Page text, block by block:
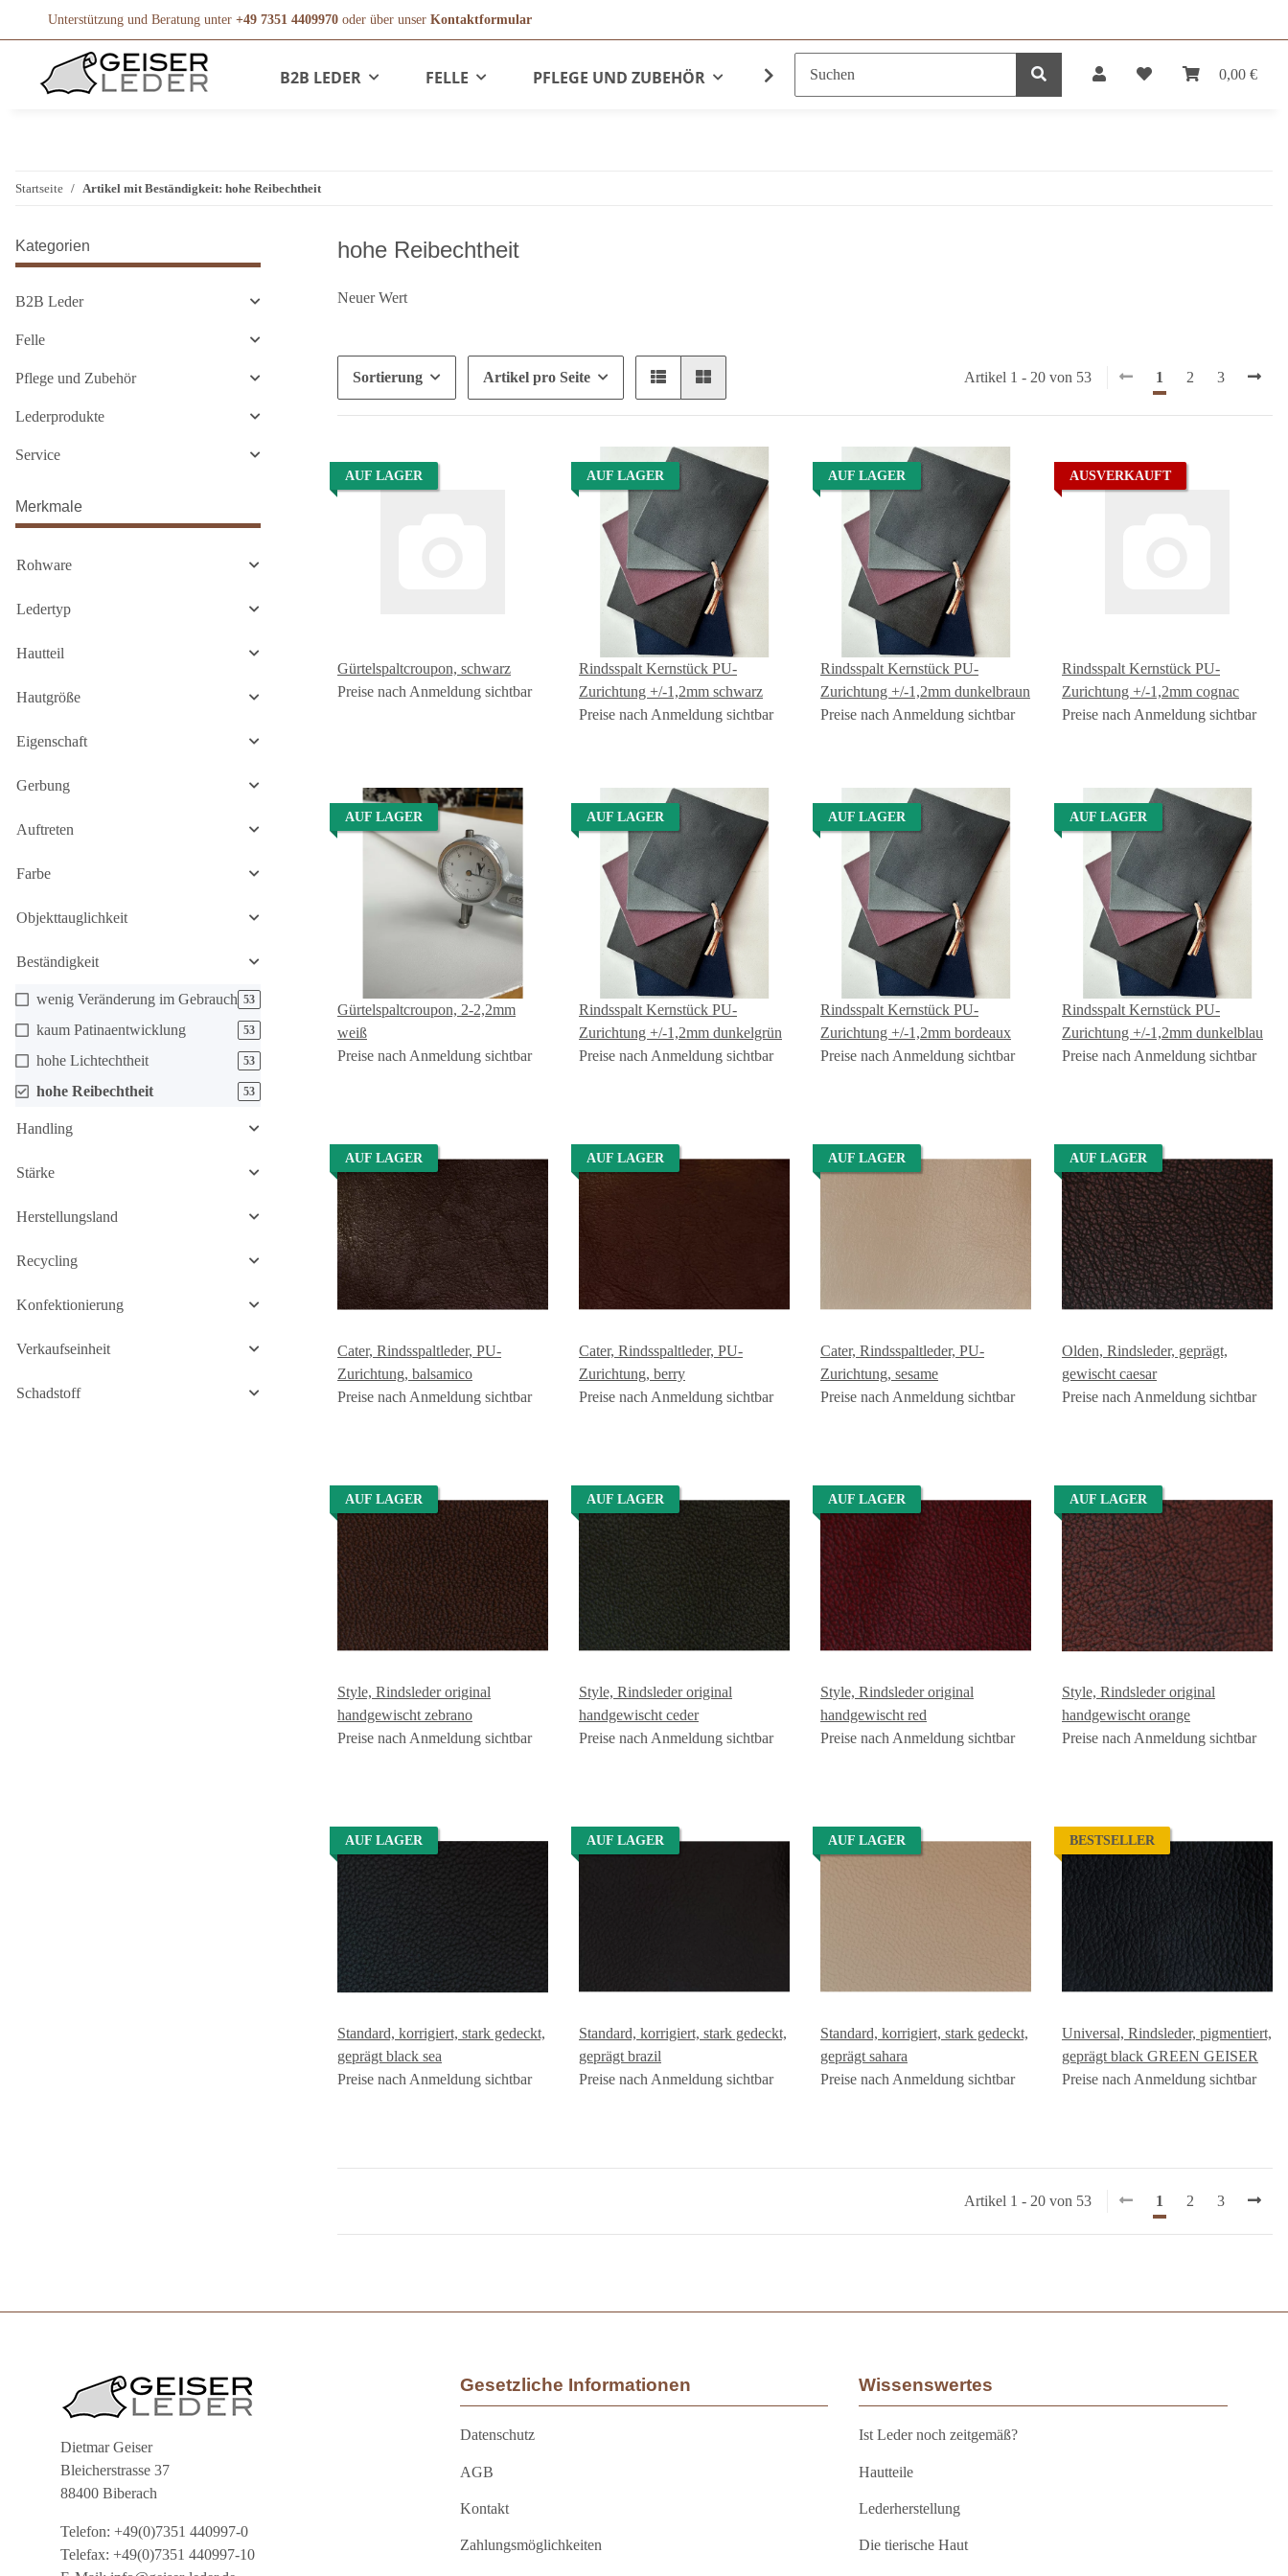
Unterstützung und Beratung unter +49 7351 4409970 oder über unser Kontaktformular
0,00 €
B2B LEDER FELLE PFLEGE UND ZUBEHÖR LEDERPRODUKTE
Startseite Artikel mit Beständigkeit: hohe Reibechtheit
hohe Reibechtheit
Neuer Wert
Sortierung Artikel pro Seite Artikel 1 - 20 von 53 1 2 3
AUF LAGER
Gürtelspaltcroupon, schwarz
Preise nach Anmeldung sichtbar
AUF LAGER
Rindsspalt Kernstück PU-
Zurichtung +/-1,2mm schwarz
Preise nach Anmeldung sichtbar
AUF LAGER
Rindsspalt Kernstück PU-
Zurichtung +/-1,2mm dunkelbraun
Preise nach Anmeldung sichtbar
AUSVERKAUFT
Rindsspalt Kernstück PU-
Zurichtung +/-1,2mm cognac
Preise nach Anmeldung sichtbar
AUF LAGER
Gürtelspaltcroupon, 2-2,2mm
weiß
Preise nach Anmeldung sichtbar
AUF LAGER
Rindsspalt Kernstück PU-
Zurichtung +/-1,2mm dunkelgrün
Preise nach Anmeldung sichtbar
AUF LAGER
Rindsspalt Kernstück PU-
Zurichtung +/-1,2mm bordeaux
Preise nach Anmeldung sichtbar
AUF LAGER
Rindsspalt Kernstück PU-
Zurichtung +/-1,2mm dunkelblau
Preise nach Anmeldung sichtbar
AUF LAGER
Cater, Rindsspaltleder, PU-
Zurichtung, balsamico
Preise nach Anmeldung sichtbar
AUF LAGER
Cater, Rindsspaltleder, PU-
Zurichtung, berry
Preise nach Anmeldung sichtbar
AUF LAGER
Cater, Rindsspaltleder, PU-
Zurichtung, sesame
Preise nach Anmeldung sichtbar
AUF LAGER
Olden, Rindsleder, geprägt,
gewischt caesar
Preise nach Anmeldung sichtbar
AUF LAGER
Style, Rindsleder original
handgewischt zebrano
Preise nach Anmeldung sichtbar
AUF LAGER
Style, Rindsleder original
handgewischt ceder
Preise nach Anmeldung sichtbar
AUF LAGER
Style, Rindsleder original
handgewischt red
Preise nach Anmeldung sichtbar
AUF LAGER
Style, Rindsleder original
handgewischt orange
Preise nach Anmeldung sichtbar
AUF LAGER
Standard, korrigiert, stark gedeckt,
geprägt black sea
Preise nach Anmeldung sichtbar
AUF LAGER
Standard, korrigiert, stark gedeckt,
geprägt brazil
Preise nach Anmeldung sichtbar
AUF LAGER
Standard, korrigiert, stark gedeckt,
geprägt sahara
Preise nach Anmeldung sichtbar
BESTSELLER
Universal, Rindsleder, pigmentiert,
geprägt black GREEN GEISER
Preise nach Anmeldung sichtbar
Artikel 1 - 20 von 53 1 2 3
Kategorien
B2B Leder
Felle
Pflege und Zubehör
Lederprodukte
Service
Merkmale
Rohware
Ledertyp
Hautteil
Hautgröße
Eigenschaft
Gerbung
Auftreten
Farbe
Objekttauglichkeit
Beständigkeit
wenig Veränderung im Gebrauch 53
kaum Patinaentwicklung 53
hohe Lichtechtheit 53
hohe Reibechtheit 53
Handling
Stärke
Herstellungsland
Recycling
Konfektionierung
Verkaufseinheit
Schadstoff
Dietmar Geiser
Bleicherstrasse 37
88400 Biberach
Telefon: +49(0)7351 440997-0
Telefax: +49(0)7351 440997-10
Gesetzliche Informationen
Datenschutz
AGB
Kontakt
Zahlungsmöglichkeiten
Wissenswertes
Ist Leder noch zeitgemäß?
Hautteile
Lederherstellung
Die tierische Haut